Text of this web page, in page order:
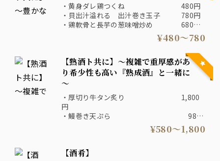
・黄身ダレ鶏つくね 480円
・貝出汁溢れる 出汁巻き玉子 780円
・鶏軟骨と長芋の葱味噌炒め 680円
・鯛味噌ちくわの磯場げ 580円
・大山どりネギマ焼き 580円
・つぶ貝芥子ぬた 580円
¥480〜780
【熟酒ト共に】～複雑で重厚感があ
り希少性も高い『熟成酒』と一緒に
～
・厚切り牛タン炙り 1,800
円
・鰻巻き天ぷら 980
・クリームチーズのたまり醤油漬け 580
・漬けまぐろ頬の葱間焼き 880
¥580〜1,800
【酒肴】